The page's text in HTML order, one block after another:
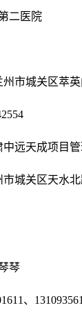
二医院
州市城关区萃英
远天成项目
城关区天水北
琴
1、